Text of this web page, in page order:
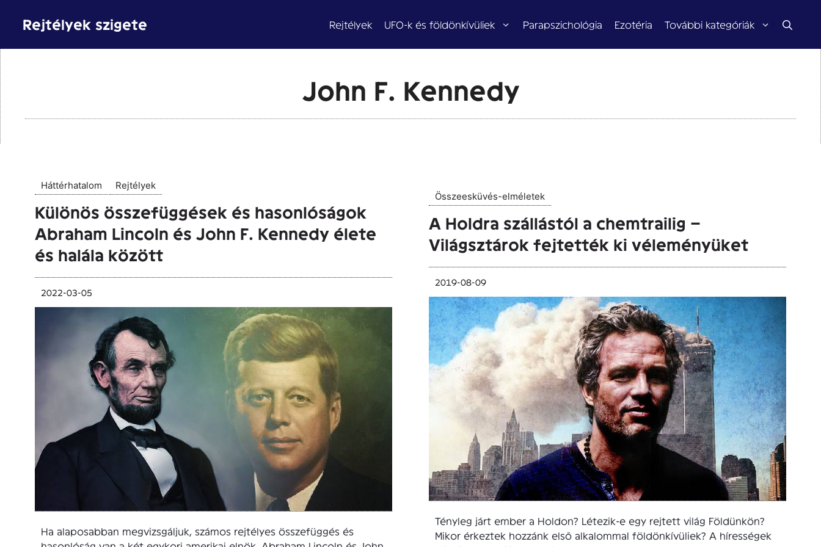
Rejtélyek szigete Rejtélyek UFO-k és földönkívüliek Parapszichológia Ezotéria További kategóriák
John F. Kennedy
Háttérhatalom Rejtélyek
Különös összefüggések és hasonlóságok
Abraham Lincoln és John F. Kennedy élete
és halála között
2022-03-05
Ha alaposabban megvizsgáljuk, számos rejtélyes összefüggés és
Összeesküvés-elméletek
A Holdra szállástól a chemtrailig –
Világsztárok fejtették ki véleményüket
2019-08-09
Tényleg járt ember a Holdon? Létezik-e egy rejtett világ Földünkön?
Mikor érkeztek hozzánk első alkalommal földönkívüliek? A hírességek